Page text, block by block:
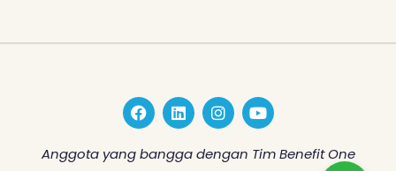
F
a
c
e
L
i
n
k
I
n
s
t
Y
o
u
t
Anggota yang bangga dengan Tim Benefit One